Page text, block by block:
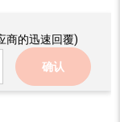
商的迅速回覆)
确认